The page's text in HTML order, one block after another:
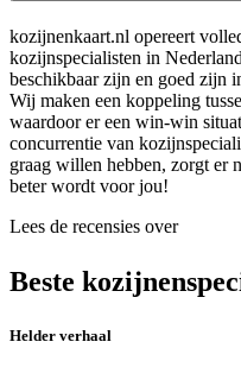
kozijnenkaart.nl opereert
kozijnspecialisten in
beschikbaar zijn en goed zijn
Wij maken een koppeling
waardoor er een win-win
concurrentie van
graag willen hebben, zorgt er
beter wordt voor jou!
Lees de recensies over
Beste
Helder verhaal